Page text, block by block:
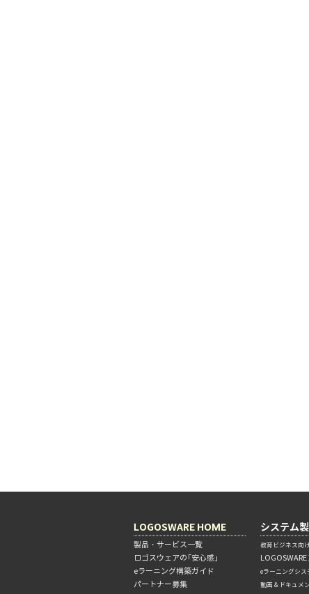
LOGOSWARE HOME
製品・サービス一覧
ロゴスウェアの「安心感」
eラーニング構築ガイド
パートナー募集
システム
教育ビジネス向
LOGOSWARE
eラーニングシス
動画＆ドキュメ